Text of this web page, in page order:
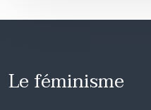
Le féminisme